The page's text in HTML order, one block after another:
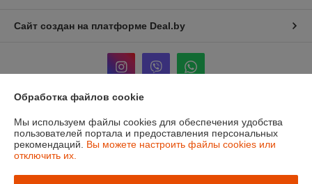
Сайт создан на платформе Deal.by
Информация для покупателя
Юридическое лицо:ЧТУП «Мечты Киры»
220024, г. Минск, ул. Асаналиева, д.42
Регистрационный номер ЕГР: 191512959
Обработка файлов cookie
Мы используем файлы cookies для обеспечения удобства
пользователей портала и предоставления персональных
рекомендаций. Вы можете настроить файлы cookies или
отключить их.